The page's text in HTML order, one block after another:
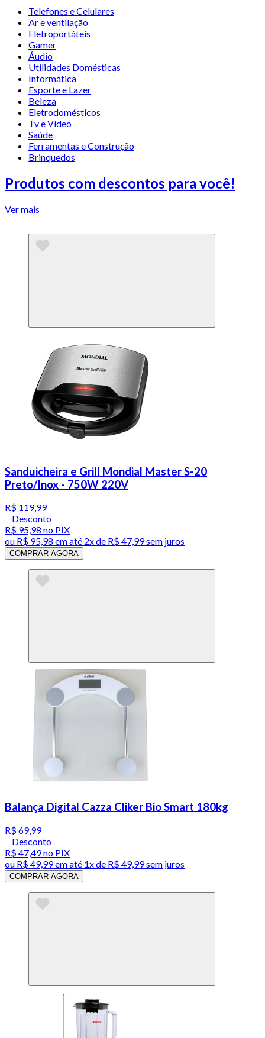
Telefones e Celulares
Ar e ventilação
Eletroportáteis
Gamer
Áudio
Utilidades Domésticas
Informática
Esporte e Lazer
Beleza
Eletrodomésticos
Tv e Vídeo
Saúde
Ferramentas e Construção
Brinquedos
Produtos com descontos para você!
Ver mais
Sanduicheira e Grill Mondial Master S-20
Preto/Inox - 750W 220V
R$ 119,99
Desconto
R$ 95,98 no PIX
ou R$ 95,98 em até 2x de R$ 47,99 sem juros
COMPRAR AGORA
Balança Digital Cazza Cliker Bio Smart 180kg
R$ 69,99
Desconto
R$ 47,49no PIX
ou R$ 49,99em até 1x de R$ 49,99sem juros
COMPRAR AGORA